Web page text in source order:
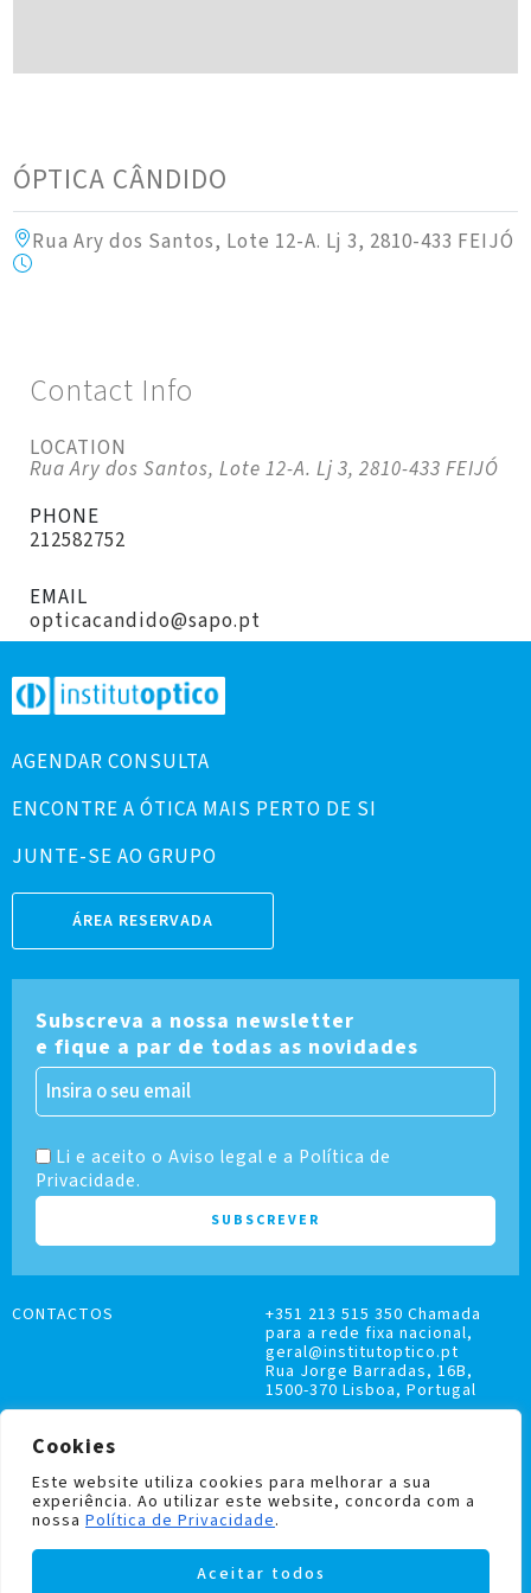
Cookies
Este website utiliza cookies para melhorar a sua
experiência. Ao utilizar este website, concorda com a
nossa Política de Privacidade.
Aceitar todos
ÓPTICA CÂNDIDO
Rua Ary dos Santos, Lote 12-A. Lj 3, 2810-433 FEIJÓ
Contact Info
LOCATION
Rua Ary dos Santos, Lote 12-A. Lj 3, 2810-433 FEIJÓ
PHONE
212582752
EMAIL
opticacandido@sapo.pt
AGENDAR CONSULTA
ENCONTRE A ÓTICA MAIS PERTO DE SI
JUNTE-SE AO GRUPO
ÁREA RESERVADA
Subscreva a nossa newsletter
e fique a par de todas as novidades
Li e aceito o Aviso legal e a Política de
Privacidade.
LIVRO DE RECLAMAÇÕES
POLÍTICA DE PRIVACIDADE E COOKIES
CONTACTOS
+351 213 515 350 Chamada
para a rede fixa nacional,
geral@institutoptico.pt
Rua Jorge Barradas, 16B,
1500-370 Lisboa, Portugal